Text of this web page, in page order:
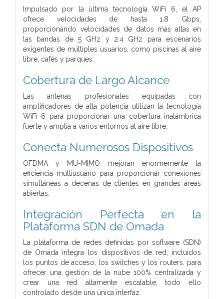
Impulsado por la última tecnología WiFi 6, el AP
ofrece velocidades de hasta 1.8 Gbps,
proporcionando velocidades de datos más altas en
las bandas de 5 GHz y 2.4 GHz para escenarios
exigentes de múltiples usuarios, como piscinas al aire
libre, cafés y parques.
Cobertura de Largo Alcance
Las antenas profesionales equipadas con
amplificadores de alta potencia utilizan la tecnología
WiFi 6 para proporcionar una cobertura inalámbrica
fuerte y amplia a varios entornos al aire libre.
Conecta Numerosos Dispositivos
OFDMA y MU-MIMO mejoran enormemente la
eficiencia multiusuario para proporcionar conexiones
simultáneas a decenas de clientes en grandes áreas
abiertas.
Integración Perfecta en la
Plataforma SDN de Omada
La plataforma de redes definidas por software (SDN)
de Omada integra los dispositivos de red, incluidos
los puntos de acceso, los switches y los routers, para
ofrecer una gestión de la nube 100% centralizada y
crear una red altamente escalable, todo ello
controlado desde una única interfaz.